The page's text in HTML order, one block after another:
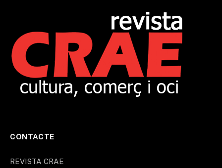
CONTACTE
REVISTA CRAE